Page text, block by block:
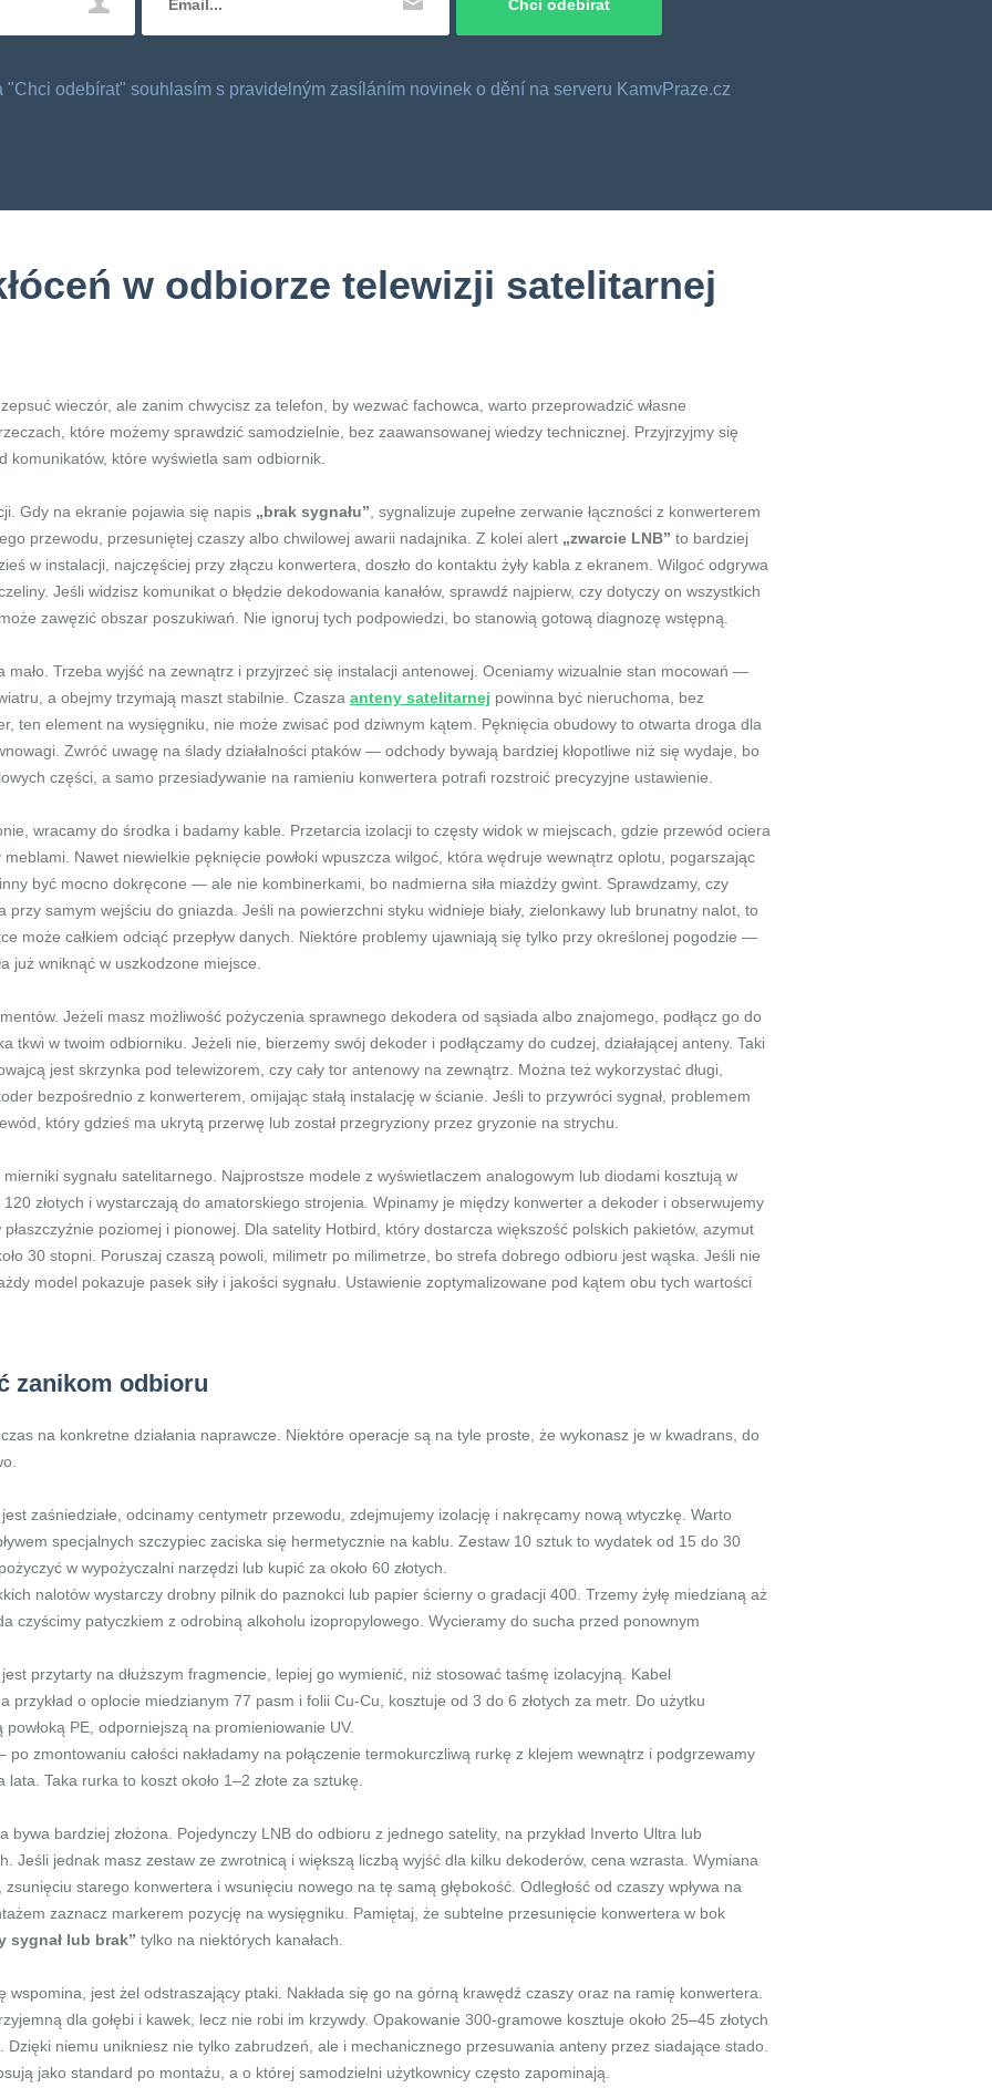
"Chci odebírat" souhlasím s pravidelným zasíláním novinek o dění na serveru KamvPraze.cz
w odbiorze telewizji satelitarnej
wieczór, ale zanim chwycisz za telefon, by wezwać fachowca, warto przeprowadzić własne
które możemy sprawdzić samodzielnie, bez zaawansowanej wiedzy technicznej. Przyjrzyjmy się
które wyświetla sam odbiornik.
Gdy na ekranie pojawia się napis „brak sygnału” , sygnalizuje zupełne zerwanie łączności z konwerterem
przewodu, przesuniętej czaszy albo chwilowej awarii nadajnika. Z kolei alert „zwarcie LNB” to bardziej
w instalacji, najczęściej przy złączu konwertera, doszło do kontaktu żyły kabla z ekranem. Wilgoć odgrywa
Jeśli widzisz komunikat o błędzie dekodowania kanałów, sprawdź najpierw, czy dotyczy on wszystkich
zawęzić obszar poszukiwań. Nie ignoruj tych podpowiedzi, bo stanowią gotową diagnozę wstępną.
mało. Trzeba wyjść na zewnątrz i przyjrzeć się instalacji antenowej. Oceniamy wizualnie stan mocowań —
a obejmy trzymają maszt stabilnie. Czasza anteny satelitarnej powinna być nieruchoma, bez
ten element na wysięgniku, nie może zwisać pod dziwnym kątem. Pęknięcia obudowy to otwarta droga dla
Zwróć uwagę na ślady działalności ptaków — odchody bywają bardziej kłopotliwe niż się wydaje, bo
części, a samo przesiadywanie na ramieniu konwertera potrafi rozstroić precyzyjne ustawienie.
wracamy do środka i badamy kable. Przetarcia izolacji to częsty widok w miejscach, gdzie przewód ociera
Nawet niewielkie pęknięcie powłoki wpuszcza wilgoć, która wędruje wewnątrz oplotu, pogarszając
być mocno dokręcone — ale nie kombinerkami, bo nadmierna siła miażdży gwint. Sprawdzamy, czy
przy samym wejściu do gniazda. Jeśli na powierzchni styku widnieje biały, zielonkawy lub brunatny nalot, to
może całkiem odciąć przepływ danych. Niektóre problemy ujawniają się tylko przy określonej pogodzie —
już wniknąć w uszkodzone miejsce.
Jeżeli masz możliwość pożyczenia sprawnego dekodera od sąsiada albo znajomego, podłącz go do
tkwi w twoim odbiorniku. Jeżeli nie, bierzemy swój dekoder i podłączamy do cudzej, działającej anteny. Taki
jest skrzynka pod telewizorem, czy cały tor antenowy na zewnątrz. Można też wykorzystać długi,
bezpośrednio z konwerterem, omijając stałą instalację w ścianie. Jeśli to przywróci sygnał, problemem
który gdzieś ma ukrytą przerwę lub został przegryziony przez gryzonie na strychu.
sygnału satelitarnego. Najprostsze modele z wyświetlaczem analogowym lub diodami kosztują w
złotych i wystarczają do amatorskiego strojenia. Wpinamy je między konwerter a dekoder i obserwujemy
poziomej i pionowej. Dla satelity Hotbird, który dostarcza większość polskich pakietów, azymut
30 stopni. Poruszaj czaszą powoli, milimetr po milimetrze, bo strefa dobrego odbioru jest wąska. Jeśli nie
model pokazuje pasek siły i jakości sygnału. Ustawienie zoptymalizowane pod kątem obu tych wartości
zanikom odbioru
na konkretne działania naprawcze. Niektóre operacje są na tyle proste, że wykonasz je w kwadrans, do
zaśniedziałe, odcinamy centymetr przewodu, zdejmujemy izolację i nakręcamy nową wtyczkę. Warto
specjalnych szczypiec zaciska się hermetycznie na kablu. Zestaw 10 sztuk to wydatek od 15 do 30
w wypożyczalni narzędzi lub kupić za około 60 złotych.
nalotów wystarczy drobny pilnik do paznokci lub papier ścierny o gradacji 400. Trzemy żyłę miedzianą aż
czyścimy patyczkiem z odrobiną alkoholu izopropylowego. Wycieramy do sucha przed ponownym
przytarty na dłuższym fragmencie, lepiej go wymienić, niż stosować taśmę izolacyjną. Kabel
przykład o oplocie miedzianym 77 pasm i folii Cu-Cu, kosztuje od 3 do 6 złotych za metr. Do użytku
PE, odporniejszą na promieniowanie UV.
po zmontowaniu całości nakładamy na połączenie termokurczliwą rurkę z klejem wewnątrz i podgrzewamy
Taka rurka to koszt około 1–2 złote za sztukę.
bardziej złożona. Pojedynczy LNB do odbioru z jednego satelity, na przykład Inverto Ultra lub
Jeśli jednak masz zestaw ze zwrotnicą i większą liczbą wyjść dla kilku dekoderów, cena wzrasta. Wymiana
starego konwertera i wsunięciu nowego na tę samą głębokość. Odległość od czaszy wpływa na
zaznacz markerem pozycję na wysięgniku. Pamiętaj, że subtelne przesunięcie konwertera w bok
sygnał lub brak” tylko na niektórych kanałach.
jest żel odstraszający ptaki. Nakłada się go na górną krawędź czaszy oraz na ramię konwertera.
dla gołębi i kawek, lecz nie robi im krzywdy. Opakowanie 300-gramowe kosztuje około 25–45 złotych
niemu unikniesz nie tylko zabrudzeń, ale i mechanicznego przesuwania anteny przez siadające stado.
jako standard po montażu, a o której samodzielni użytkownicy często zapominają.